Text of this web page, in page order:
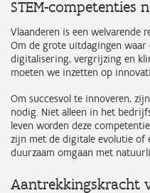
STEM-competenties
Vlaanderen is een welvarende
Om de grote uitdagingen waar
digitalisering, vergrijzing en
moeten we inzetten op
Om succesvol te innoveren,
nodig. Niet alleen in het
leven worden deze
zijn met de digitale evolutie of
duurzaam omgaan met
Aantrekkingskracht